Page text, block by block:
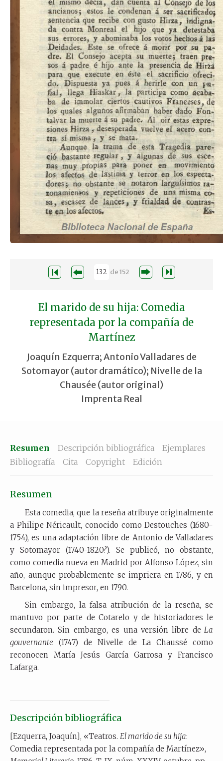
de152
El marido de su hija: Comedia
representada por la compañía de
Martínez
Joaquín Ezquerra; Antonio Valladares de
Sotomayor (autor dramático); Nivelle de la
Chausée (autor original)
Imprenta Real
Resumen Descripción bibliográfica
Ejemplares
Bibliografía
Cita Copyright Edición
Resumen
Esta comedia, que la reseña atribuye originalmente
a Philipe Néricault, conocido como Destouches (1680-
1754), es una adaptación libre de Antonio de Valladares
y Sotomayor (1740-1820?). Se publicó, no obstante,
como comedia nueva en Madrid por Alfonso López, sin
año, aunque probablemente se impriera en 1786, y en
Barcelona, sin impresor, en 1790.
Sin embargo, la falsa atribución de la reseña, se
mantuvo por parte de Cotarelo y de historiadores le
secundaron. Sin embargo, es una versión libre de La
gouvernante (1747) de Nivelle de La Chaussé como
reconocen María Jesús García Garrosa y Francisco
Lafarga.
Descripción bibliográfica
[Ezquerra, Joaquín], «Teatros. El marido de su hija:
Comedia representada por la compañía de Martínez»,